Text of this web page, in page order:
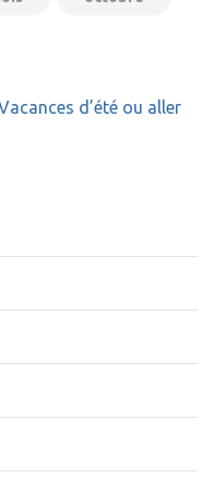
d’été ou aller